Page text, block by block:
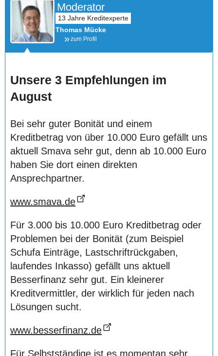
Moderator
Thomas Mücke
zum Profil
Unsere 3 Empfehlungen im
August
Bei sehr guter Bonität und einem
Kreditbetrag von über 10.000 Euro gefällt uns
aktuell Smava sehr gut, denn ab 10.000 Euro
haben Sie dort einen direkten
Ansprechpartner.
www.smava.de
Für 3.000 bis 10.000 Euro Kreditbetrag oder
Problemen bei der Bonität (zum Beispiel
Schufa Einträge, Lastschriftrückgaben,
laufendes Inkasso) gefällt uns aktuell
Besserfinanz sehr gut. Ein kleinerer
Kreditvermittler, der wirklich für jeden nach
Lösungen sucht.
www.besserfinanz.de
Für Selbstständige ist es momentan sehr